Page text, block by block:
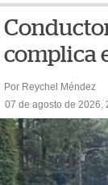
complica
Por Reychel Méndez
07 de agosto de 2026,